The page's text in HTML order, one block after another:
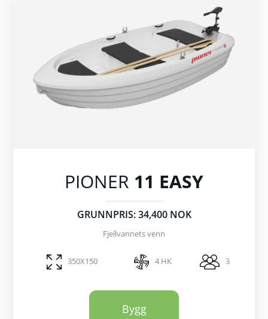
PIONER 11 EASY
GRUNNPRIS: 34,400 NOK
Fjellvannets venn
350X150 4 HK 3
Bygg